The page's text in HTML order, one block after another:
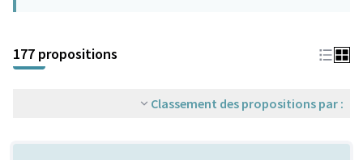
177 propositions
Classement des propositions par :